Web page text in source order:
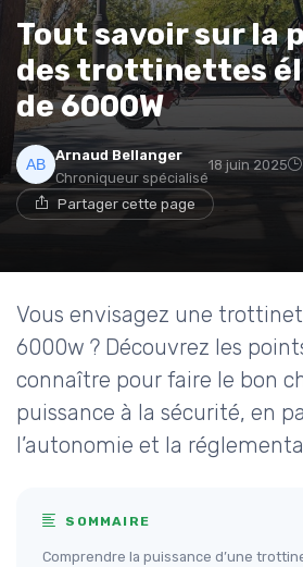
Tout savoir sur la
des trottinettes
de 6000W
Arnaud Bellanger
Chroniqueur spécialisé
18 juin 2025
Partager cette page
Vous envisagez une
6000w ? Découvrez les
connaître pour faire le bon
puissance à la sécurité, en
l’autonomie et la
SOMMAIRE
Comprendre la puissance d’une